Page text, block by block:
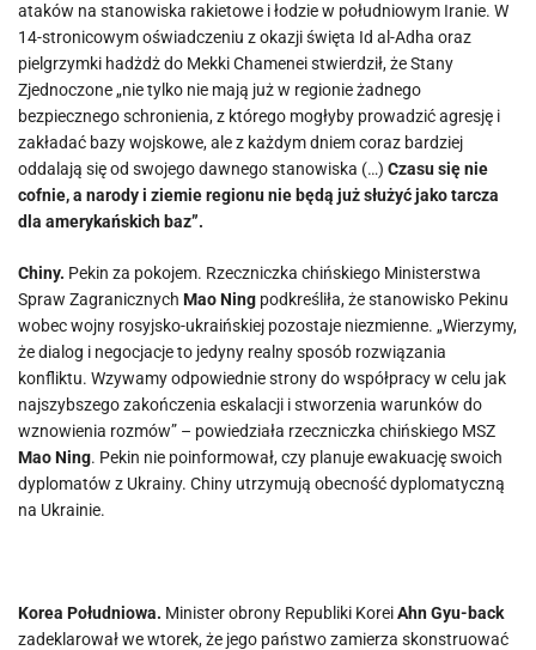
ataków na stanowiska rakietowe i łodzie w południowym Iranie. W
14-stronicowym oświadczeniu z okazji święta Id al-Adha oraz
pielgrzymki hadżdż do Mekki Chamenei stwierdził, że Stany
Zjednoczone „nie tylko nie mają już w regionie żadnego
bezpiecznego schronienia, z którego mogłyby prowadzić agresję i
zakładać bazy wojskowe, ale z każdym dniem coraz bardziej
oddalają się od swojego dawnego stanowiska (…) Czasu się nie
cofnie, a narody i ziemie regionu nie będą już służyć jako tarcza
dla amerykańskich baz”.
Chiny. Pekin za pokojem. Rzeczniczka chińskiego Ministerstwa
Spraw Zagranicznych Mao Ning podkreśliła, że stanowisko Pekinu
wobec wojny rosyjsko-ukraińskiej pozostaje niezmienne. „Wierzymy,
że dialog i negocjacje to jedyny realny sposób rozwiązania
konfliktu. Wzywamy odpowiednie strony do współpracy w celu jak
najszybszego zakończenia eskalacji i stworzenia warunków do
wznowienia rozmów” – powiedziała rzeczniczka chińskiego MSZ
Mao Ning. Pekin nie poinformował, czy planuje ewakuację swoich
dyplomatów z Ukrainy. Chiny utrzymują obecność dyplomatyczną
na Ukrainie.
Korea Południowa. Minister obrony Republiki KoreiAhn Gyu-back
zadeklarował we wtorek, że jego państwo zamierza skonstruować